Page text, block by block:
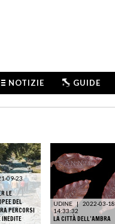
NOTIZIE GUIDE
09-23
LE
DEL
PERCORSI
INEDITE
UDINE | 2022-03-18
14:33:32
LA CITTÀ DELL’AMBRA